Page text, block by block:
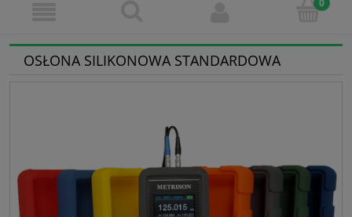
OSŁONA SILIKONOWA STANDARDOWA